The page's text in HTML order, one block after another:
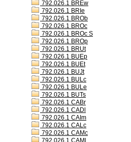
792.026.1 BREw
792.026.1 BRIe
792.026.1 BROb
792.026.1 BROc
792.026.1 BROc S
792.026.1 BROp
792.026.1 BRUt
792.026.1 BUEp
792.026.1 BUEt
792.026.1 BUJt
792.026.1 BULc
792.026.1 BULe
792.026.1 BUTs
792.026.1 CABr
792.026.1 CADl
792.026.1 CAIm
792.026.1 CALc
792.026.1 CAMc
792.026.1 CAMl